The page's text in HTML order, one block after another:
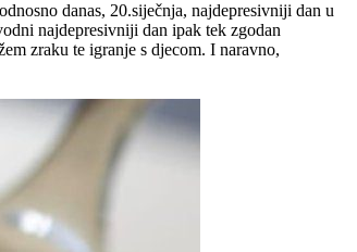
danas, 20.siječnja, najdepresivniji dan u
najdepresivniji dan ipak tek zgodan
zraku te igranje s djecom. I naravno,